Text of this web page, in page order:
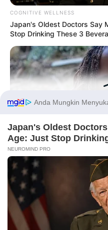
COGNITIVE WELLNESS
Japan's Oldest Doctors Say
Stop Drinking These 3
BUZZ DAY
Malia Obama's
Before You Go